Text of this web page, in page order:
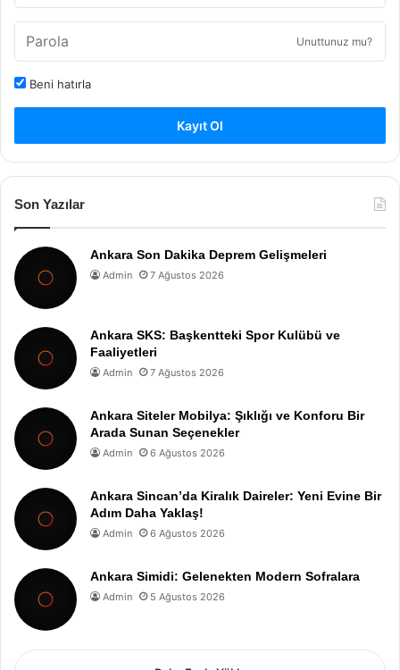
Unuttunuz mu?
Beni hatırla
Kayıt Ol
Son Yazılar
Ankara Son Dakika Deprem Gelişmeleri
Admin 7 Ağustos 2026
Ankara SKS: Başkentteki Spor Kulübü ve
Faaliyetleri
Admin 7 Ağustos 2026
Ankara Siteler Mobilya: Şıklığı ve Konforu Bir
Arada Sunan Seçenekler
Admin 6 Ağustos 2026
Ankara Sincan’da Kiralık Daireler: Yeni Evine Bir
Adım Daha Yaklaş!
Admin 6 Ağustos 2026
Ankara Simidi: Gelenekten Modern Sofralara
Admin 5 Ağustos 2026